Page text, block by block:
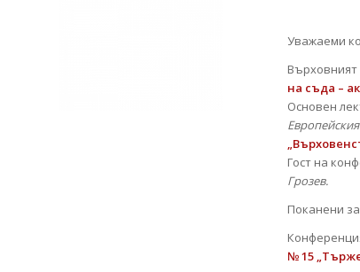
Уважаеми
Върховният
на съда –
Основен
Гост на
Грозев.
Поканени
№ 15